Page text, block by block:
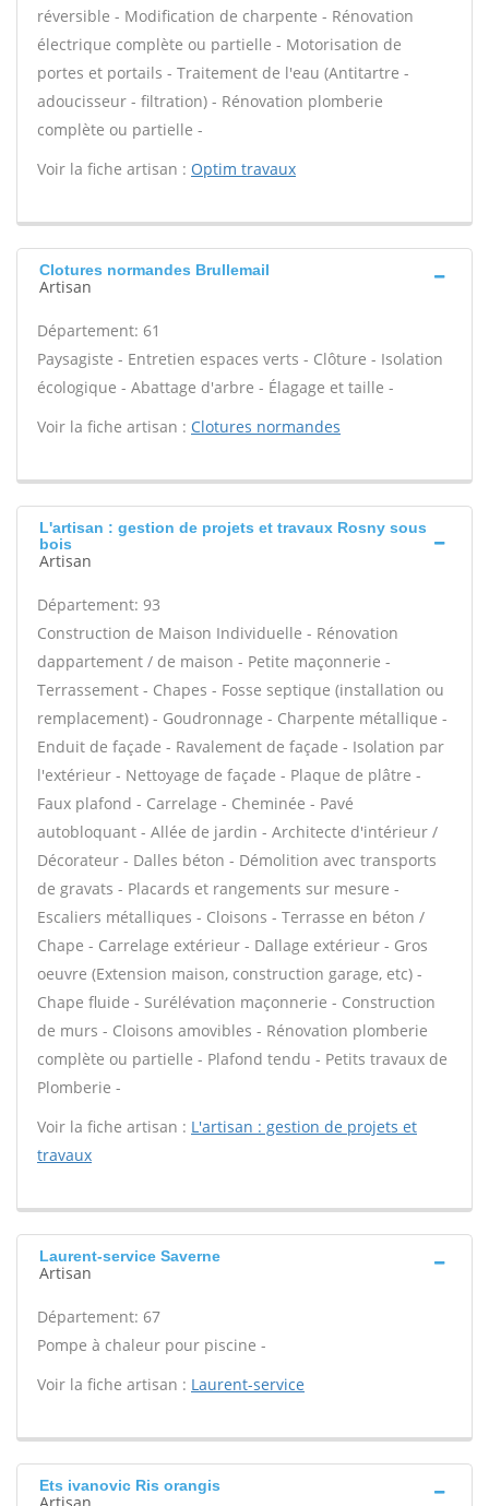
réversible - Modification de charpente - Rénovation
électrique complète ou partielle - Motorisation de
portes et portails - Traitement de l'eau (Antitartre -
adoucisseur - filtration) - Rénovation plomberie
complète ou partielle -
Voir la fiche artisan : Optim travaux
Clotures normandes Brullemail
Artisan
Département: 61
Paysagiste - Entretien espaces verts - Clôture - Isolation
écologique - Abattage d'arbre - Élagage et taille -
Voir la fiche artisan : Clotures normandes
L'artisan : gestion de projets et travaux Rosny sous
bois
Artisan
Département: 93
Construction de Maison Individuelle - Rénovation
dappartement / de maison - Petite maçonnerie -
Terrassement - Chapes - Fosse septique (installation ou
remplacement) - Goudronnage - Charpente métallique -
Enduit de façade - Ravalement de façade - Isolation par
l'extérieur - Nettoyage de façade - Plaque de plâtre -
Faux plafond - Carrelage - Cheminée - Pavé
autobloquant - Allée de jardin - Architecte d'intérieur /
Décorateur - Dalles béton - Démolition avec transports
de gravats - Placards et rangements sur mesure -
Escaliers métalliques - Cloisons - Terrasse en béton /
Chape - Carrelage extérieur - Dallage extérieur - Gros
oeuvre (Extension maison, construction garage, etc) -
Chape fluide - Surélévation maçonnerie - Construction
de murs - Cloisons amovibles - Rénovation plomberie
complète ou partielle - Plafond tendu - Petits travaux de
Plomberie -
Voir la fiche artisan : L'artisan : gestion de projets et
travaux
Laurent-service Saverne
Artisan
Département: 67
Pompe à chaleur pour piscine -
Voir la fiche artisan : Laurent-service
Ets ivanovic Ris orangis